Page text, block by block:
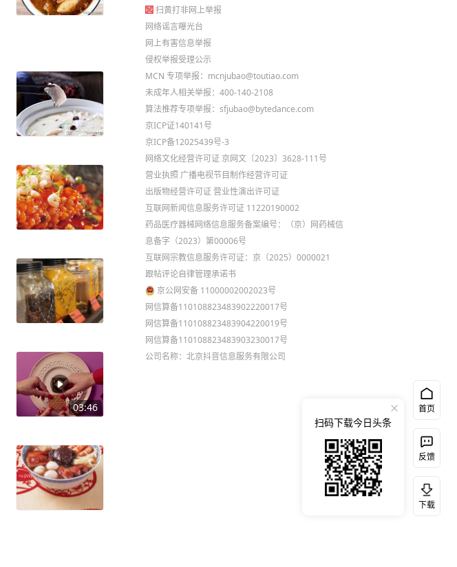
03:46
扫黄打非网上举报
网络谣言曝光台
网上有害信息举报
侵权举报受理公示
MCN 专项举报：mcnjubao@toutiao.com
未成年人相关举报：400-140-2108
算法推荐专项举报：sfjubao@bytedance.com
京ICP证140141号
京ICP备12025439号-3
网络文化经营许可证 京网文〔2023〕3628-111号
营业执照 广播电视节目制作经营许可证
出版物经营许可证 营业性演出许可证
互联网新闻信息服务许可证 11220190002
药品医疗器械网络信息服务备案编号：（京）网药械信
息备字（2023）第00006号
互联网宗教信息服务许可证：京（2025）0000021
跟帖评论自律管理承诺书
京公网安备 11000002002023号
网信算备110108823483902220017号
网信算备110108823483904220019号
网信算备110108823483903230017号
公司名称：北京抖音信息服务有限公司
首页
反馈
下载
扫码下载今日头条